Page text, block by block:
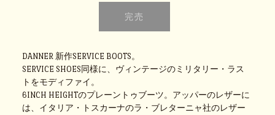
DANNER 新作SERVICE BOOTS。
SERVICE SHOES同様に、ヴィンテージのミリタリー・ラス
トをモディファイ。
6INCH HEIGHTのプレーントゥブーツ。アッパーのレザーに
は、イタリア・トスカーナのラ・ブレターニャ社のレザー